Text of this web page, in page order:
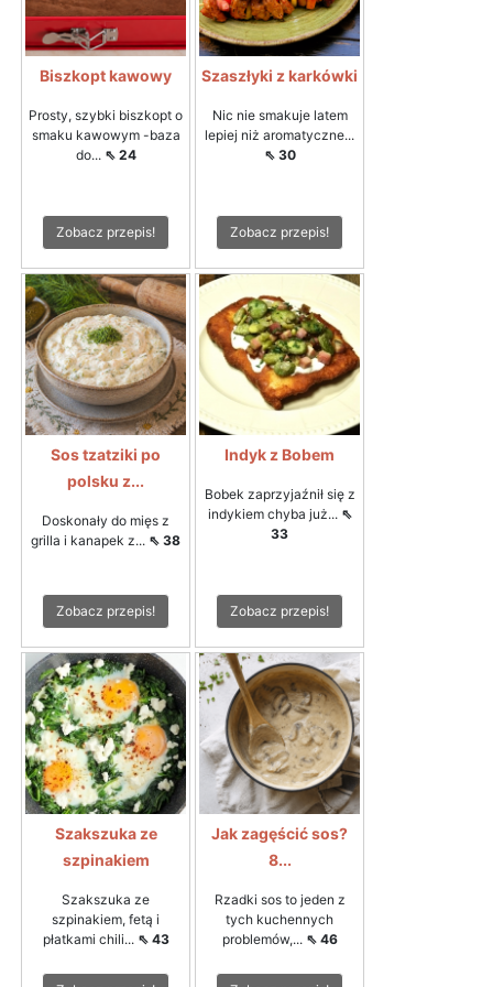
Biszkopt kawowy
Prosty, szybki biszkopt o
smaku kawowym -baza
do... ⇖ 24
Zobacz przepis!
Szaszłyki z karkówki
Nic nie smakuje latem
lepiej niż aromatyczne...
⇖ 30
Zobacz przepis!
Sos tzatziki po
polsku z...
Doskonały do mięs z
grilla i kanapek z... ⇖ 38
Zobacz przepis!
Indyk z Bobem
Bobek zaprzyjaźnił się z
indykiem chyba już... ⇖
33
Zobacz przepis!
Szakszuka ze
szpinakiem
Szakszuka ze
szpinakiem, fetą i
płatkami chili... ⇖ 43
Jak zagęścić sos?
8...
Rzadki sos to jeden z
tych kuchennych
problemów,... ⇖ 46